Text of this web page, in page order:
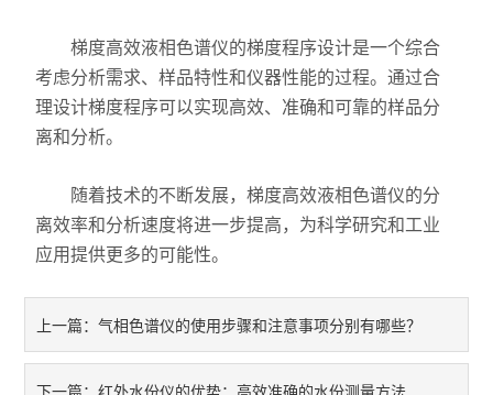
梯度高效液相色谱仪的梯度程序设计是一个综合
考虑分析需求、样品特性和仪器性能的过程。通过合
理设计梯度程序可以实现高效、准确和可靠的样品分
离和分析。
随着技术的不断发展，梯度高效液相色谱仪的分
离效率和分析速度将进一步提高，为科学研究和工业
应用提供更多的可能性。
上一篇：气相色谱仪的使用步骤和注意事项分别有哪些？